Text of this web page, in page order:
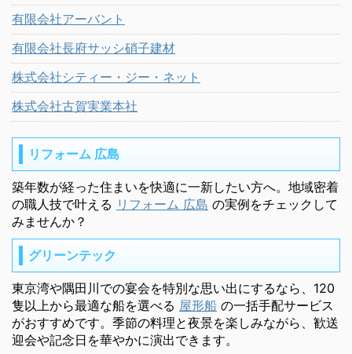
有限会社アーバント
有限会社長府サッシ硝子建材
株式会社シティー・ジー・ネット
株式会社古賀実業本社
リフォーム 広島
築年数が経った住まいを快適に一新したい方へ。地域密着
の職人技で叶える リフォーム 広島 の実例をチェックして
みませんか？
グリーンテック
東京湾や隅田川での宴会を特別な思い出にするなら、120
隻以上から最適な船を選べる 屋形船 の一括手配サービス
がおすすめです。季節の料理と夜景を楽しみながら、歓送
迎会や記念日を華やかに演出できます。